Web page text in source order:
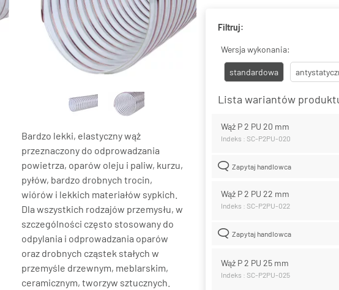
Bardzo lekki, elastyczny wąż
przeznaczony do odprowadzania
powietrza, oparów oleju i paliw, kurzu,
pyłów, bardzo drobnych trocin,
wiórów i lekkich materiałów sypkich.
Dla wszystkich rodzajów przemysłu, w
szczególności często stosowany do
odpylania i odprowadzania oparów
oraz drobnych cząstek stałych w
przemyśle drzewnym, meblarskim,
ceramicznym, tworzyw sztucznych.
Filtruj:
Wersja wykonania:
standardowa
Lista wariantów
Wąż P 2 PU 20 mm
Indeks : SC-P2PU-020
Zapytaj handlowca
Wąż P 2 PU 22 mm
Indeks : SC-P2PU-022
Zapytaj handlowca
Wąż P 2 PU 25 mm
Indeks : SC-P2PU-025